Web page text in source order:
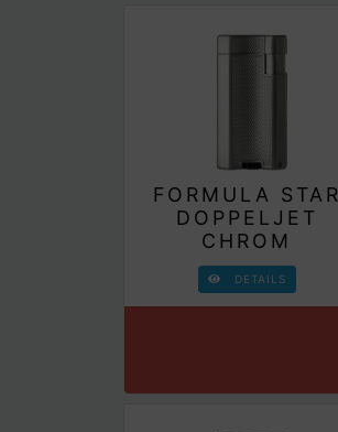
FORMULA STAR
DOPPELJET
CHROM
DETAILS